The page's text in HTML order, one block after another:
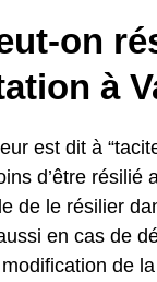
on
à
est dit à
d’être résilié
de le résilier
en cas de
de